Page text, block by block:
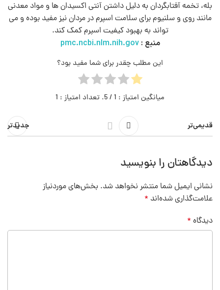
بله، تخمه آفتابگردان به دلیل داشتن آنتی‌ اکسیدان‌ ها و مواد معدنی
مانند روی و سلنیوم برای سلامت اسپرم در مردان نیز مفید بوده و می‌
تواند به بهبود کیفیت اسپرم کمک کند.
منبع :pmc.ncbi.nlm.nih.gov
این مطلب چقدر برای شما مفید بود؟
میانگین امتیاز : 1/ 5. تعداد امتیاز : 1
جدیدتر قدیمی‌تر
دیدگاهتان را بنویسید
نشانی ایمیل شما منتشر نخواهد شد. بخش‌های موردنیاز
علامت‌گذاری شده‌اند *
دیدگاه *